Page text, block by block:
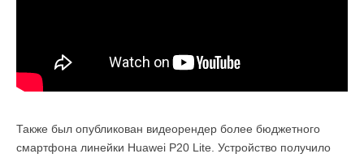
Также был опубликован видеорендер более бюджетного
смартфона линейки Huawei P20 Lite. Устройство получило